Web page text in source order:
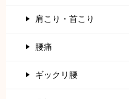
肩こり・首こり
腰痛
ギックリ腰